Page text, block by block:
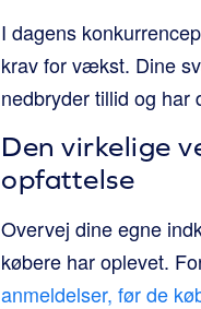
I dagens
krav for vækst. Dine
nedbryder tillid og har
Den virkelige
opfattelse
Overvej dine egne
købere har oplevet.
anmeldelser, før de